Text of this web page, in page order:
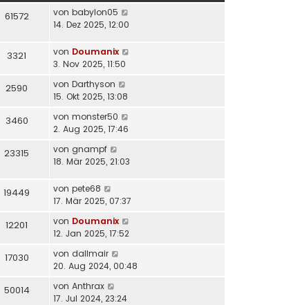
61572 von babylon05
14. Dez 2025, 12:00
3321 von Doumanix
3. Nov 2025, 11:50
2590 von Darthyson
15. Okt 2025, 13:08
3460 von monster50
2. Aug 2025, 17:46
23315 von gnampf
18. Mär 2025, 21:03
19449 von pete68
17. Mär 2025, 07:37
12201 von Doumanix
12. Jan 2025, 17:52
17030 von dallmair
20. Aug 2024, 00:48
50014 von Anthrax
17. Jul 2024, 23:24